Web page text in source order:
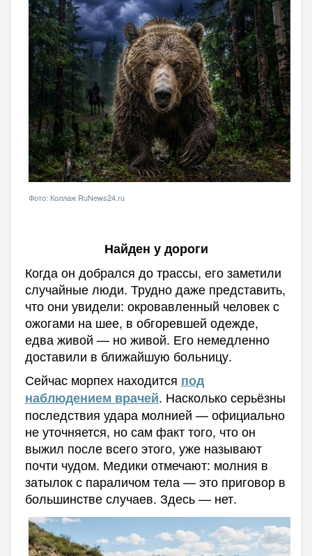
Фото: Коллаж RuNews24.ru
Найден у дороги
Когда он добрался до трассы, его заметили
случайные люди. Трудно даже представить,
что они увидели: окровавленный человек с
ожогами на шее, в обгоревшей одежде,
едва живой — но живой. Его немедленно
доставили в ближайшую больницу.
Сейчас морпех находится под
наблюдением врачей. Насколько серьёзны
последствия удара молнией — официально
не уточняется, но сам факт того, что он
выжил после всего этого, уже называют
почти чудом. Медики отмечают: молния в
затылок с параличом тела — это приговор в
большинстве случаев. Здесь — нет.